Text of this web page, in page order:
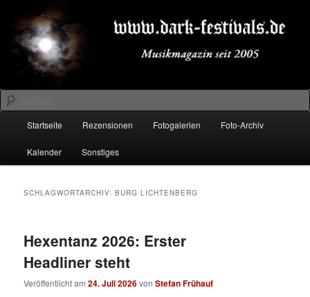
primären
Inhalt
springen
sekundären
Inhalt
springenDARK-FESTIVALS.DE
Suchen
Startseite Rezensionen Fotogalerien Foto-Archiv
Kalender Sonstiges
SCHLAGWORTARCHIV:BURG LICHTENBERG
Hexentanz 2026: Erster
Headliner steht
Veröffentlicht am24. Juli 2026vonStefan Frühauf